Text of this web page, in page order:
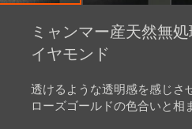
beginning
ミャンマー産天然無
イヤモンド
透けるような透明感を感じさ
ローズゴールドの色合いと相